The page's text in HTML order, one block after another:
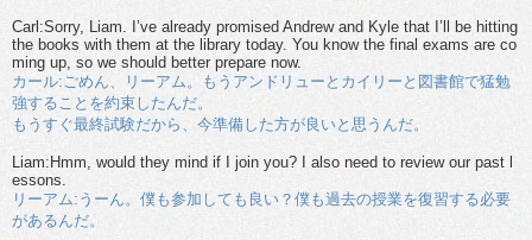
Carl:Sorry, Liam. I’ve already promised Andrew and Kyle that I’ll be hitting
the books with them at the library today. You know the final exams are co
ming up, so we should better prepare now.
カール:ごめん、リーアム。もうアンドリューとカイリーと図書館で猛勉
強することを約束したんだ。
もうすぐ最終試験だから、今準備した方が良いと思うんだ。
Liam:Hmm, would they mind if I join you? I also need to review our past l
essons.
リーアム:うーん。僕も参加しても良い？僕も過去の授業を復習する必要
があるんだ。